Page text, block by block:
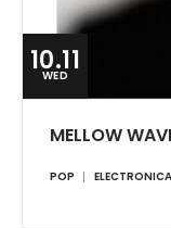
10.11
WED
MELLOW
POP ELECTRONICA